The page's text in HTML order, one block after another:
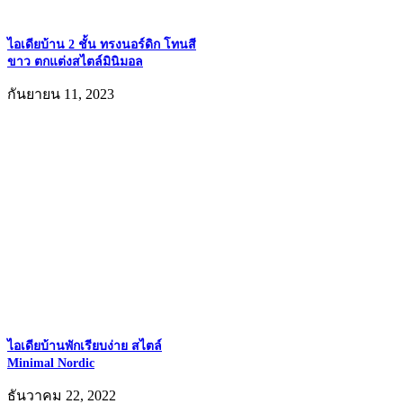
ไอเดียบ้าน 2 ชั้น ทรงนอร์ดิก โทนสี
ขาว ตกแต่งสไตล์มินิมอล
กันยายน 11, 2023
ไอเดียบ้านพักเรียบง่าย สไตล์
Minimal Nordic
ธันวาคม 22, 2022